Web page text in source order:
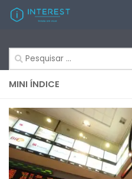
Skip to content
por:
MINI ÍNDICE